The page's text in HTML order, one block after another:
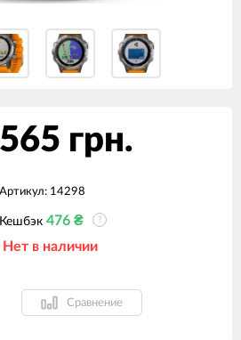
грн.
Артикул: 14298
Кешбэк 476 ₴ ?
Нет в наличии
Сравнение